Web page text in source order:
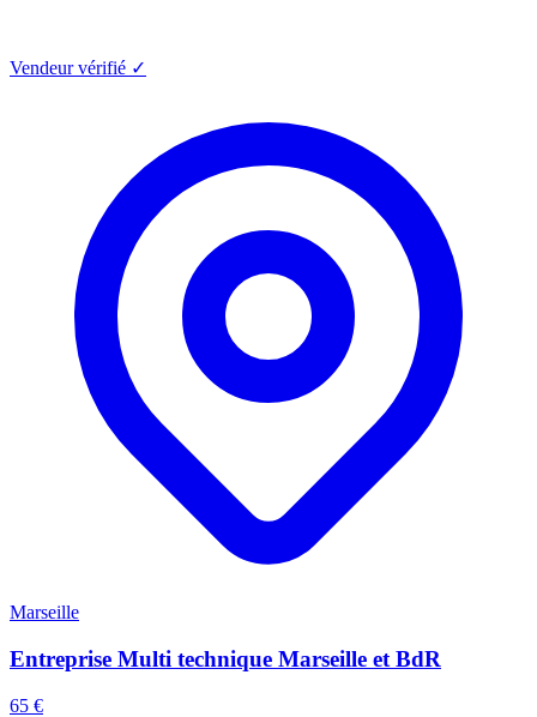
Vendeur vérifié ✓
Marseille
Entreprise Multi technique Marseille et BdR
65 €